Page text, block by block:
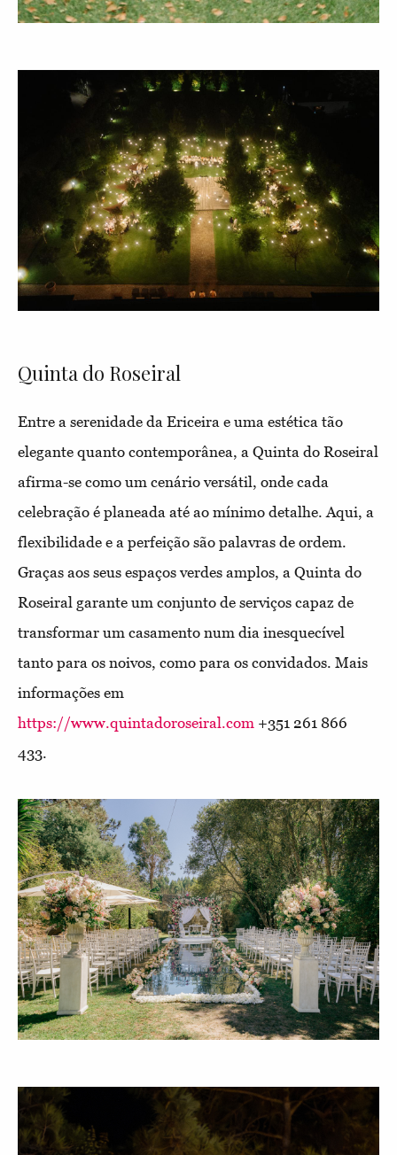
Quinta do Roseiral
Entre a serenidade da Ericeira e uma estética tão
elegante quanto contemporânea, a Quinta do Roseiral
afirma-se como um cenário versátil, onde cada
celebração é planeada até ao mínimo detalhe. Aqui, a
flexibilidade e a perfeição são palavras de ordem.
Graças aos seus espaços verdes amplos, a Quinta do
Roseiral garante um conjunto de serviços capaz de
transformar um casamento num dia inesquecível
tanto para os noivos, como para os convidados. Mais
informações em
https://www.quintadoroseiral.com +351 261 866
433.